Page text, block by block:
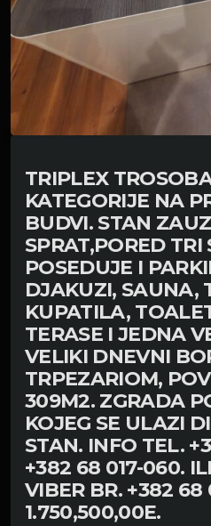
TRIPLEX
KATEGORIJE NA
BUDVI. STAN
SPRAT,PORED TRI
POSEDUJE I
DJAKUZI, SAUNA,
KUPATILA,
TERASE I JEDNA
VELIKI DNEVNI
TRPEZARIOM,
309M2. ZGRADA
KOJEG SE ULAZI
STAN. INFO TEL.
+382 68 017-060.
VIBER BR. +382
1.750,500,00E.